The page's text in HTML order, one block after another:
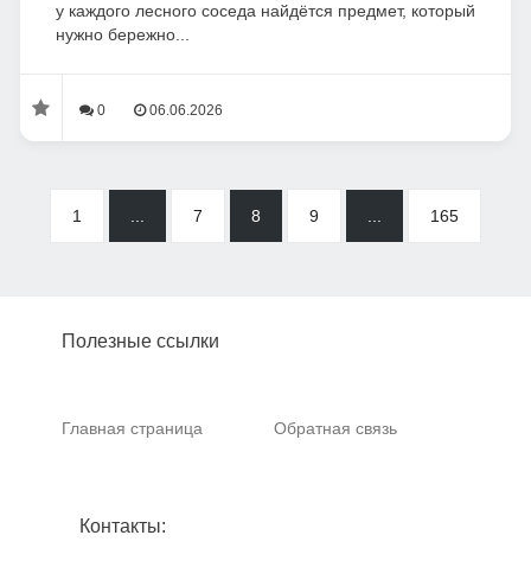
у каждого лесного соседа найдётся предмет, который
нужно бережно...
0 06.06.2026
1 7 8 9 165
Полезные ссылки
Главная страница Обратная связь
Контакты: